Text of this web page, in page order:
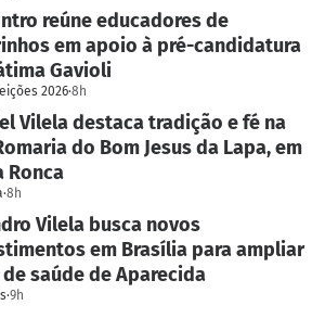
reúne educadores de
em apoio à pré-candidatura
Gavioli
2026·8h
Vilela destaca tradição e fé na
do Bom Jesus da Lapa, em
Ronca
·8h
Vilela busca novos
em Brasília para ampliar
saúde de Aparecida
·9h